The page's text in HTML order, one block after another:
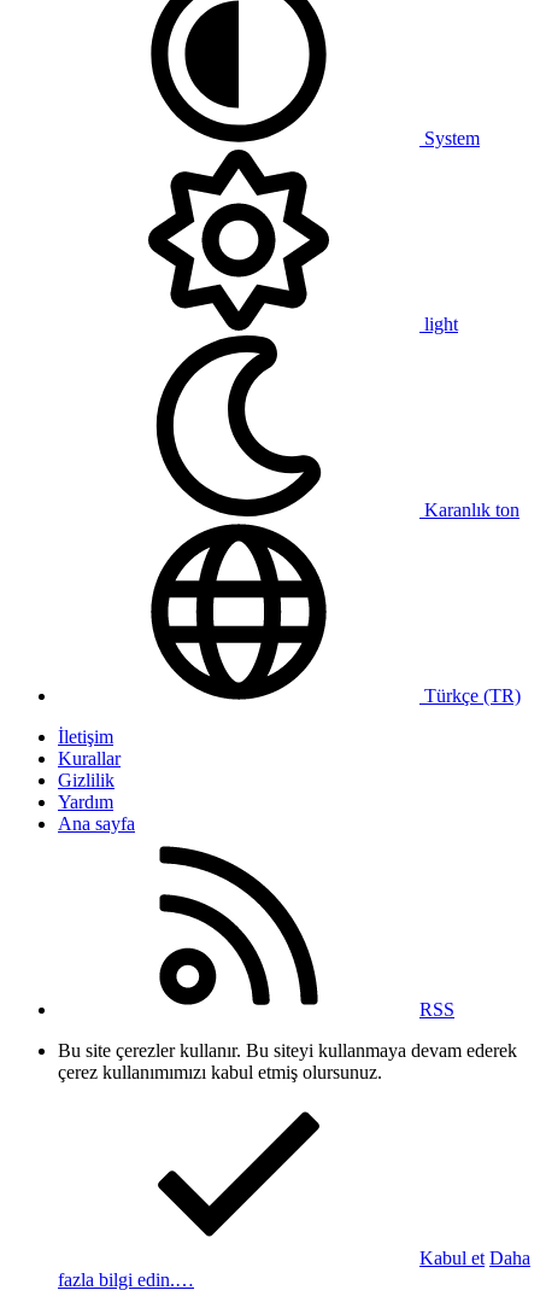
System
light
Karanlık ton
Türkçe (TR)
İletişim
Kurallar
Gizlilik
Yardım
Ana sayfa
RSS
Bu site çerezler kullanır. Bu siteyi kullanmaya devam ederek
çerez kullanımımızı kabul etmiş olursunuz.
Kabul et Daha
fazla bilgi edin.…